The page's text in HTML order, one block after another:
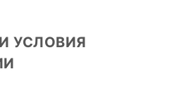
УСЛОВИЯ